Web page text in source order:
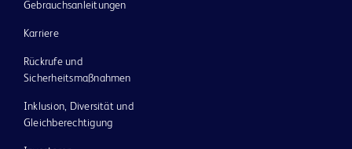
Gebrauchsanleitungen
Karriere
Rückrufe und
Sicherheitsmaßnahmen
Inklusion, Diversität und
Gleichberechtigung